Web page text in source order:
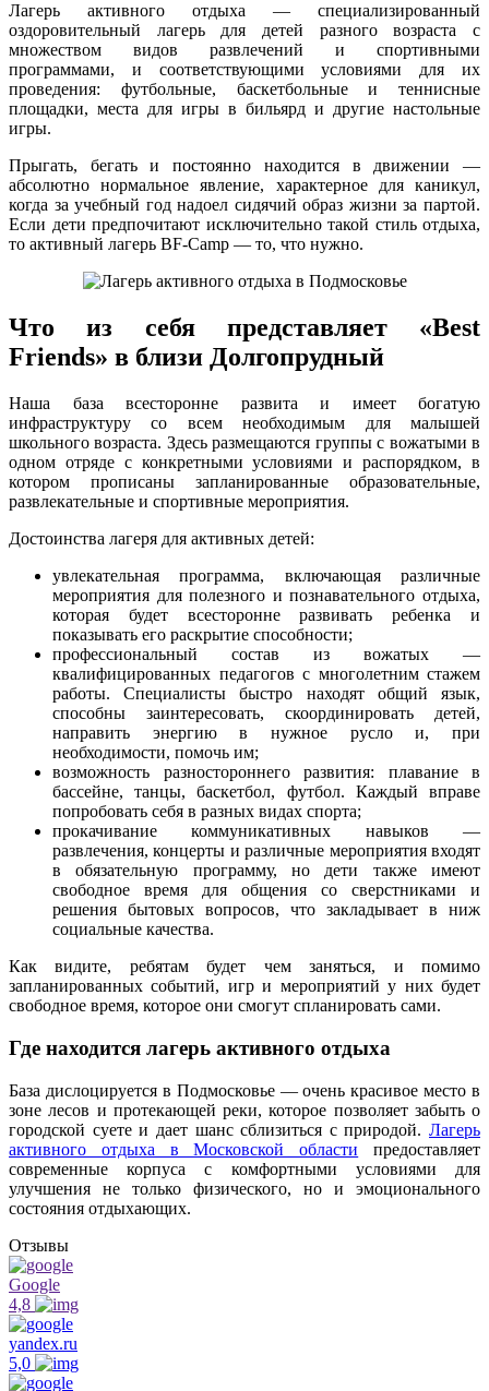
Лагерь активного отдыха — специализированный
оздоровительный лагерь для детей разного возраста с
множеством видов развлечений и спортивными
программами, и соответствующими условиями для их
проведения: футбольные, баскетбольные и теннисные
площадки, места для игры в бильярд и другие настольные
игры.
Прыгать, бегать и постоянно находится в движении —
абсолютно нормальное явление, характерное для каникул,
когда за учебный год надоел сидячий образ жизни за партой.
Если дети предпочитают исключительно такой стиль отдыха,
то активный лагерь BF-Camp — то, что нужно.
Что из себя представляет «Best
Friends» в близи Долгопрудный
Наша база всесторонне развита и имеет богатую
инфраструктуру со всем необходимым для малышей
школьного возраста. Здесь размещаются группы с вожатыми в
одном отряде с конкретными условиями и распорядком, в
котором прописаны запланированные образовательные,
развлекательные и спортивные мероприятия.
Достоинства лагеря для активных детей:
увлекательная программа, включающая различные
мероприятия для полезного и познавательного отдыха,
которая будет всесторонне развивать ребенка и
показывать его раскрытие способности;
профессиональный состав из вожатых —
квалифицированных педагогов с многолетним стажем
работы. Специалисты быстро находят общий язык,
способны заинтересовать, скоординировать детей,
направить энергию в нужное русло и, при
необходимости, помочь им;
возможность разностороннего развития: плавание в
бассейне, танцы, баскетбол, футбол. Каждый вправе
попробовать себя в разных видах спорта;
прокачивание коммуникативных навыков —
развлечения, концерты и различные мероприятия входят
в обязательную программу, но дети также имеют
свободное время для общения со сверстниками и
решения бытовых вопросов, что закладывает в ниж
социальные качества.
Как видите, ребятам будет чем заняться, и помимо
запланированных событий, игр и мероприятий у них будет
свободное время, которое они смогут спланировать сами.
Где находится лагерь активного отдыха
База дислоцируется в Подмосковье — очень красивое место в
зоне лесов и протекающей реки, которое позволяет забыть о
городской суете и дает шанс сблизиться с природой. Лагерь
активного отдыха в Московской области предоставляет
современные корпуса с комфортными условиями для
улучшения не только физического, но и эмоционального
состояния отдыхающих.
Отзывы
Google
4,8
yandex.ru
5,0